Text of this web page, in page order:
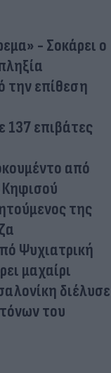
- Σοκάρει ο
την επίθεση
137 επιβάτες
από
της
Ψυχιατρική
μαχαίρι
διέλυσε
του